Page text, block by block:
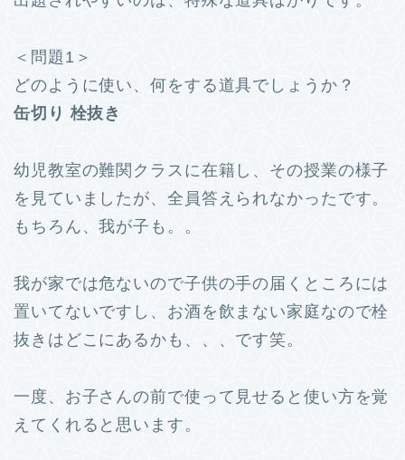
＜問題1＞
どのように使い、何をする道具でしょうか？
缶切り 栓抜き
幼児教室の難関クラスに在籍し、その授業の様子
を見ていましたが、全員答えられなかったです。
もちろん、我が子も。。
我が家では危ないので子供の手の届くところには
置いてないですし、お酒を飲まない家庭なので栓
抜きはどこにあるかも、、、です笑。
一度、お子さんの前で使って見せると使い方を覚
えてくれると思います。